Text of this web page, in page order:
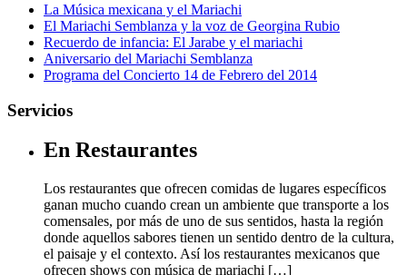
La Música mexicana y el Mariachi
El Mariachi Semblanza y la voz de Georgina Rubio
Recuerdo de infancia: El Jarabe y el mariachi
Aniversario del Mariachi Semblanza
Programa del Concierto 14 de Febrero del 2014
Servicios
En Restaurantes
Los restaurantes que ofrecen comidas de lugares específicos
ganan mucho cuando crean un ambiente que transporte a los
comensales, por más de uno de sus sentidos, hasta la región
donde aquellos sabores tienen un sentido dentro de la cultura,
el paisaje y el contexto. Así los restaurantes mexicanos que
ofrecen shows con música de mariachi […]